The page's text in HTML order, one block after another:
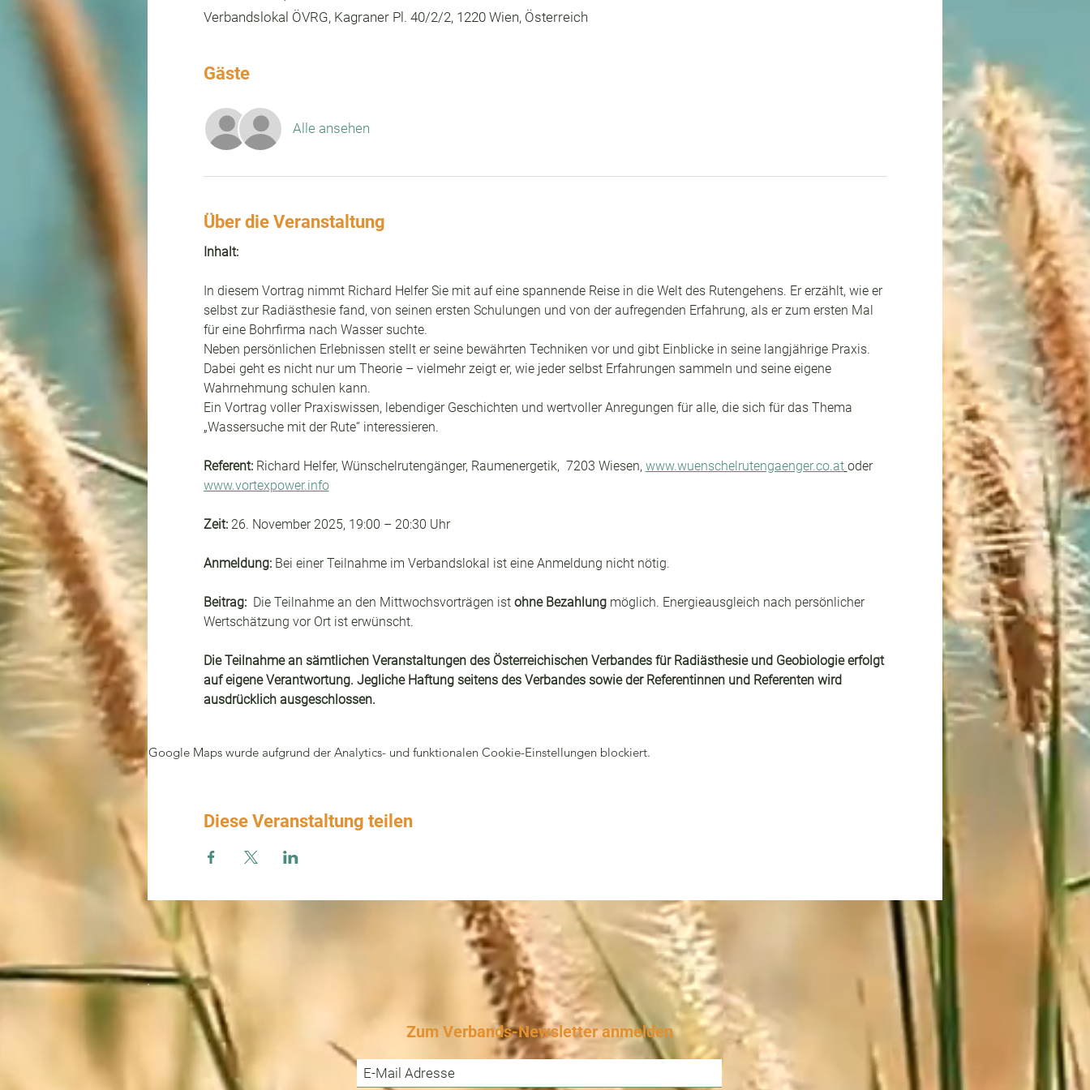
Verbandslokal ÖVRG, Kagraner Pl. 40/2/2, 1220 Wien, Österreich
Gäste
Alle ansehen
Über die Veranstaltung
Inhalt:
In diesem Vortrag nimmt Richard Helfer Sie mit auf eine spannende Reise in die Welt des Rutengehens. Er erzählt, wie er
selbst zur Radiästhesie fand, von seinen ersten Schulungen und von der aufregenden Erfahrung, als er zum ersten Mal
für eine Bohrfirma nach Wasser suchte.
Neben persönlichen Erlebnissen stellt er seine bewährten Techniken vor und gibt Einblicke in seine langjährige Praxis.
Dabei geht es nicht nur um Theorie – vielmehr zeigt er, wie jeder selbst Erfahrungen sammeln und seine eigene
Wahrnehmung schulen kann.
Ein Vortrag voller Praxiswissen, lebendiger Geschichten und wertvoller Anregungen für alle, die sich für das Thema
„Wassersuche mit der Rute“ interessieren.
Referent: Richard Helfer, Wünschelrutengänger, Raumenergetik,  7203 Wiesen, www.wuenschelrutengaenger.co.at oder
www.vortexpower.info
Zeit: 26. November 2025, 19:00 – 20:30 Uhr
Anmeldung: Bei einer Teilnahme im Verbandslokal ist eine Anmeldung nicht nötig.
Beitrag: Die Teilnahme an den Mittwochsvorträgen ist ohne Bezahlung möglich. Energieausgleich nach persönlicher
Wertschätzung vor Ort ist erwünscht.
Die Teilnahme an sämtlichen Veranstaltungen des Österreichischen Verbandes für Radiästhesie und Geobiologie erfolgt
auf eigene Verantwortung. Jegliche Haftung seitens des Verbandes sowie der Referentinnen und Referenten wird
ausdrücklich ausgeschlossen.
Google Maps wurde aufgrund der Analytics- und funktionalen Cookie-Einstellungen blockiert.
Diese Veranstaltung teilen
Zum Verbands-Newsletter anmelden